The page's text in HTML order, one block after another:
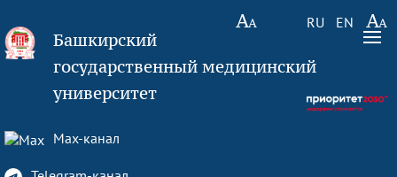
RU EN
Башкирский
государственный медицинский
университет
Max-канал